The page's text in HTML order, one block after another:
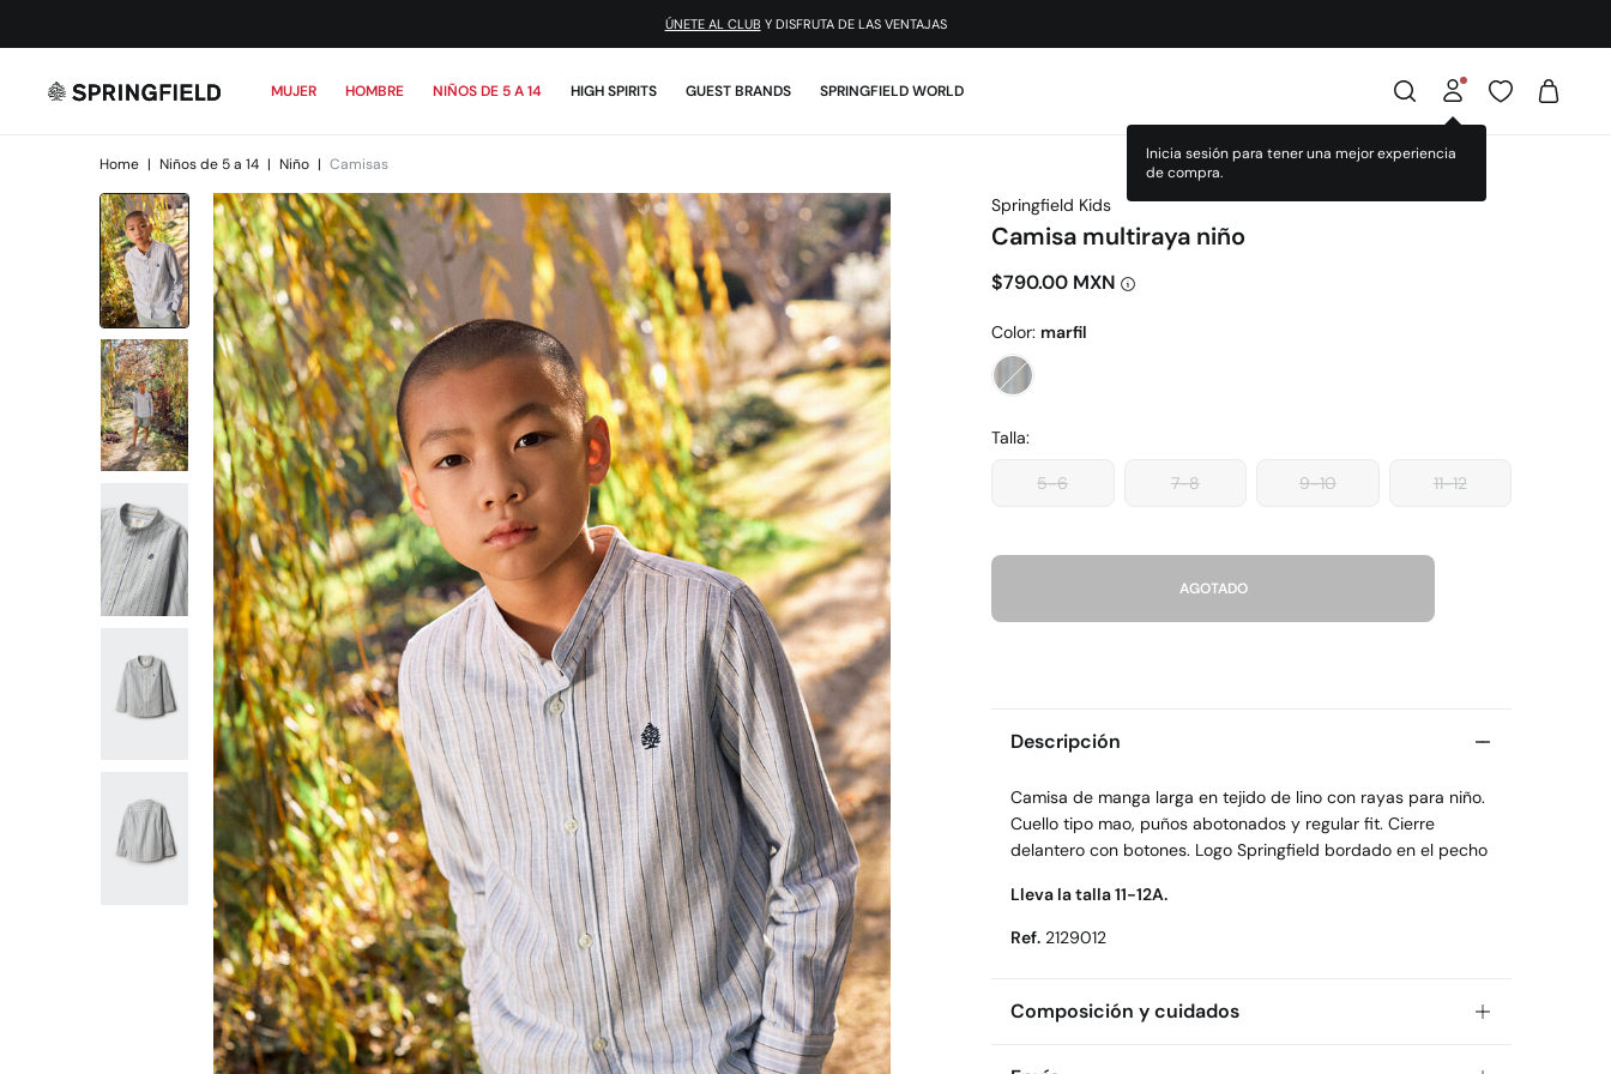
ÚNETE AL CLUB Y DISFRUTA DE LAS VENTAJAS
MUJER HOMBRE NIÑOS DE 5 A 14 HIGH SPIRITS GUEST BRANDS SPRINGFIELD WORLD
Inicia sesión para tener una mejor experiencia
de compra.
Home | Niños de 5 a 14 | Niño | Camisas
Springfield Kids
Camisa multiraya niño
$790.00 MXN
Color: marfil
Talla:
5-6 7-8 9-10 11-12
AGOTADO
Descripción
Camisa de manga larga en tejido de lino con rayas para niño.
Cuello tipo mao, puños abotonados y regular fit. Cierre
delantero con botones. Logo Springfield bordado en el pecho
Lleva la talla 11-12A.
Ref. 2129012
Composición y cuidados
Composición